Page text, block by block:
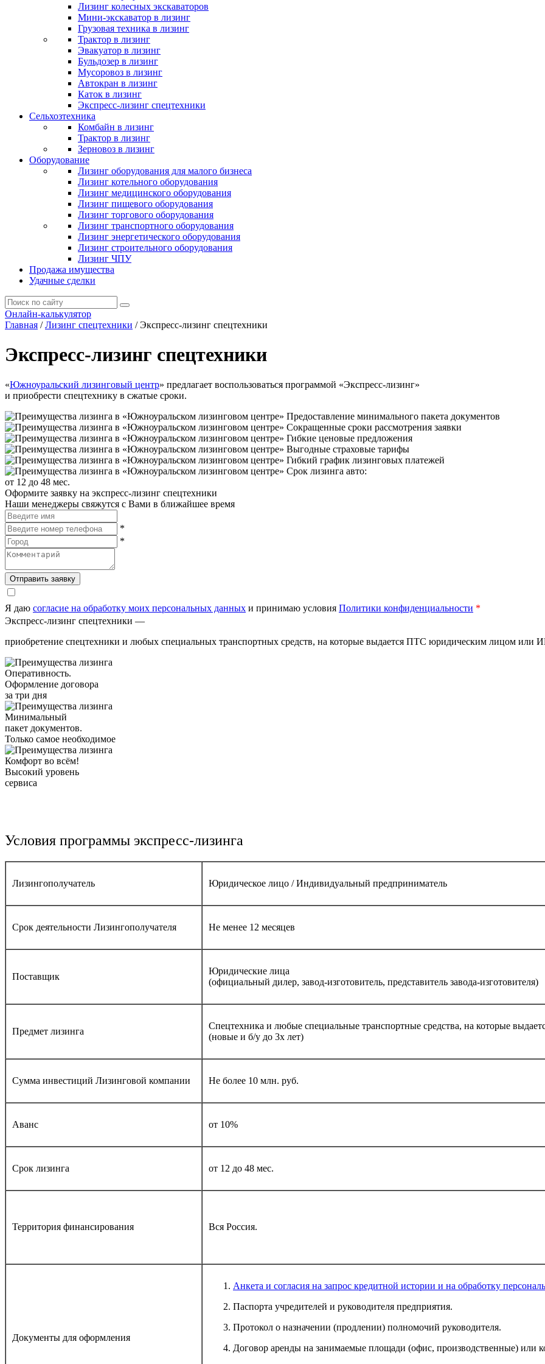
Лизинг колесных экскаваторов
Мини-экскаватор в лизинг
Грузовая техника в лизинг
Трактор в лизинг
Эвакуатор в лизинг
Бульдозер в лизинг
Мусоровоз в лизинг
Автокран в лизинг
Каток в лизинг
Экспресс-лизинг спецтехники
Сельхозтехника
Комбайн в лизинг
Трактор в лизинг
Зерновоз в лизинг
Оборудование
Лизинг оборудования для малого бизнеса
Лизинг котельного оборудования
Лизинг медицинского оборудования
Лизинг пищевого оборудования
Лизинг торгового оборудования
Лизинг транспортного оборудования
Лизинг энергетического оборудования
Лизинг строительного оборудования
Лизинг ЧПУ
Продажа имущества
Удачные сделки
Онлайн-калькулятор
Главная / Лизинг спецтехники / Экспресс-лизинг спецтехники
Экспресс-лизинг спецтехники
«Южноуральский лизинговый центр» предлагает воспользоваться программой «Экспресс-лизинг»
и приобрести спецтехнику в сжатые сроки.
Предоставление минимального пакета документов
Сокращенные сроки рассмотрения заявки
Гибкие ценовые предложения
Выгодные страховые тарифы
Гибкий график лизинговых платежей
Срок лизинга авто:
от 12 до 48 мес.
Оформите заявку на экспресс-лизинг спецтехники
Наши менеджеры свяжутся с Вами в ближайшее время
*
*
Отправить заявку
Я даю согласие на обработку моих персональных данных и принимаю условия Политики конфиденциальности *
Экспресс-лизинг спецтехники —
приобретение спецтехники и любых специальных транспортных средств, на которые выдается ПТС юридическим лицом или
Оперативность.
Оформление договора
за три дня
Минимальный
пакет документов.
Только самое необходимое
Комфорт во всём!
Высокий уровень
сервиса
Условия программы экспресс-лизинга
Лизингополучатель Юридическое лицо / Индивидуальный предприниматель
Срок деятельности Лизингополучателя Не менее 12 месяцев
Поставщик
Юридические лица
(официальный дилер, завод-изготовитель, представитель завода-изготовителя)
Предмет лизинга
Спецтехника и любые специальные транспортные средства, на которые
(новые и б/у до 3х лет)
Сумма инвестиций Лизинговой компании Не более 10 млн. руб.
Аванс от 10%
Срок лизинга от 12 до 48 мес.
Территория финансирования Вся Россия.
Документы для оформления
Анкета и согласия на запрос кредитной истории и на обработку
Паспорта учредителей и руководителя предприятия.
Протокол о назначении (продлении) полномочий руководителя.
Договор аренды на занимаемые площади (офис, производственные) или